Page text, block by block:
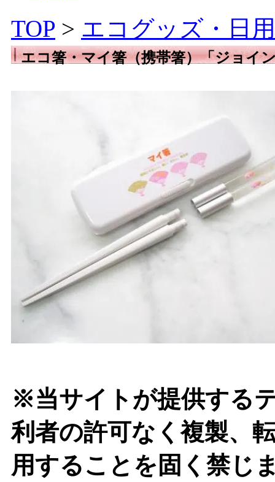
TOP > エコグッズ・日
エコ箸・マイ箸（携帯箸）「ジョイ
※当サイトが提供する
利者の許可なく複製、
用することを固く禁じ